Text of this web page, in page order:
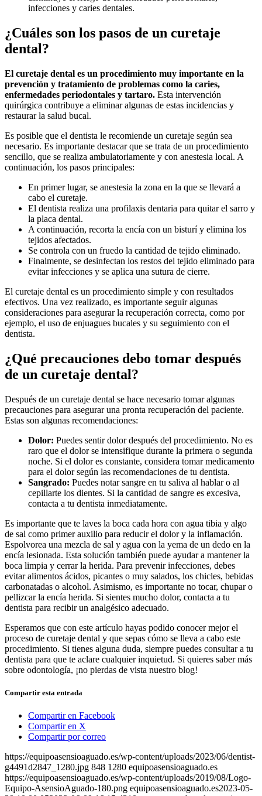
infecciones y caries dentales.
¿Cuáles son los pasos de un curetaje
dental?
El curetaje dental es un procedimiento muy importante en la
prevención y tratamiento de problemas como la caries,
enfermedades periodontales y tartaro. Esta intervención
quirúrgica contribuye a eliminar algunas de estas incidencias y
restaurar la salud bucal.
Es posible que el dentista le recomiende un curetaje según sea
necesario. Es importante destacar que se trata de un procedimiento
sencillo, que se realiza ambulatoriamente y con anestesia local. A
continuación, los pasos principales:
En primer lugar, se anestesia la zona en la que se llevará a
cabo el curetaje.
El dentista realiza una profilaxis dentaria para quitar el sarro y
la placa dental.
A continuación, recorta la encía con un bisturí y elimina los
tejidos afectados.
Se controla con un fruedo la cantidad de tejido eliminado.
Finalmente, se desinfectan los restos del tejido eliminado para
evitar infecciones y se aplica una sutura de cierre.
El curetaje dental es un procedimiento simple y con resultados
efectivos. Una vez realizado, es importante seguir algunas
consideraciones para asegurar la recuperación correcta, como por
ejemplo, el uso de enjuagues bucales y su seguimiento con el
dentista.
¿Qué precauciones debo tomar después
de un curetaje dental?
Después de un curetaje dental se hace necesario tomar algunas
precauciones para asegurar una pronta recuperación del paciente.
Estas son algunas recomendaciones:
Dolor: Puedes sentir dolor después del procedimiento. No es
raro que el dolor se intensifique durante la primera o segunda
noche. Si el dolor es constante, considera tomar medicamento
para el dolor según las recomendaciones de tu dentista.
Sangrado: Puedes notar sangre en tu saliva al hablar o al
cepillarte los dientes. Si la cantidad de sangre es excesiva,
contacta a tu dentista inmediatamente.
Es importante que te laves la boca cada hora con agua tibia y algo
de sal como primer auxilio para reducir el dolor y la inflamación.
Espolvorea una mezcla de sal y agua con la yema de un dedo en la
encía lesionada. Esta solución también puede ayudar a mantener la
boca limpia y cerrar la herida. Para prevenir infecciones, debes
evitar alimentos ácidos, picantes o muy salados, los chicles, bebidas
carbonatadas o alcohol. Asimismo, es importante no tocar, chupar o
pellizcar la encía herida. Si sientes mucho dolor, contacta a tu
dentista para recibir un analgésico adecuado.
Esperamos que con este artículo hayas podido conocer mejor el
proceso de curetaje dental y que sepas cómo se lleva a cabo este
procedimiento. Si tienes alguna duda, siempre puedes consultar a tu
dentista para que te aclare cualquier inquietud. Si quieres saber más
sobre odontología, ¡no pierdas de vista nuestro blog!
Compartir esta entrada
Compartir en Facebook
Compartir en X
Compartir por correo
https://equipoasensioaguado.es/wp-content/uploads/2023/06/dentist-
g4491d2847_1280.jpg 848 1280 equipoasensioaguado.es
https://equipoasensioaguado.es/wp-content/uploads/2019/08/Logo-
Equipo-AsensioAguado-180.png equipoasensioaguado.es2023-05-